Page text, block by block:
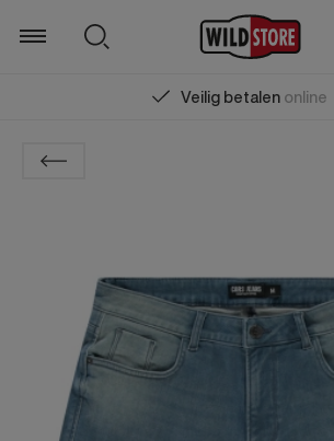
Veilig betalenonline
Zoeken